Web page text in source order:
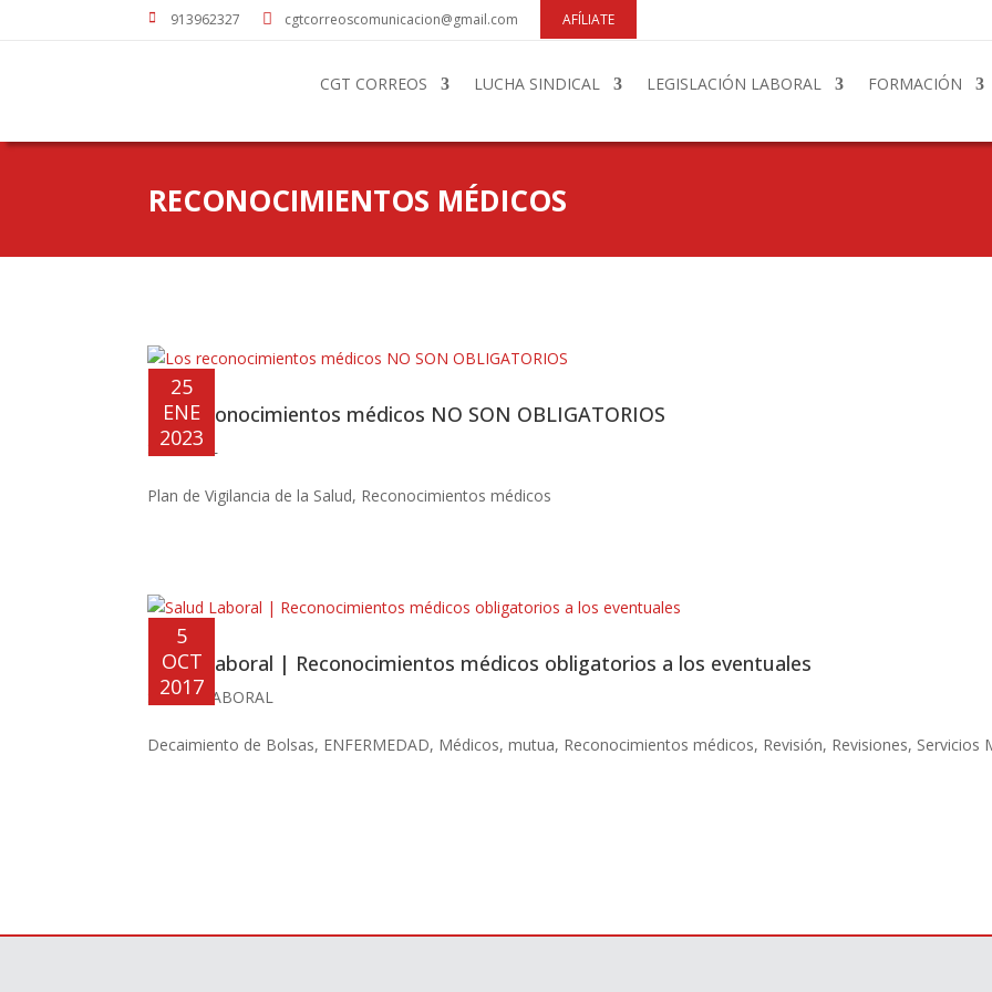
 913962327  cgtcorreoscomunicacion@gmail.com AFÍLIATE
CGT CORREOS LUCHA SINDICAL LEGISLACIÓN LABORAL FORMACIÓN
RECONOCIMIENTOS MÉDICOS
Los reconocimientos médicos NO SON OBLIGATORIOS
25
ENE
2023
SINDICAL
Plan de Vigilancia de la Salud, Reconocimientos médicos
Salud Laboral | Reconocimientos médicos obligatorios a los eventuales
5
OCT
2017
SALUD LABORAL
Decaimiento de Bolsas, ENFERMEDAD, Médicos,mutua, Reconocimientos médicos, Revisión, Revisiones, Servicios